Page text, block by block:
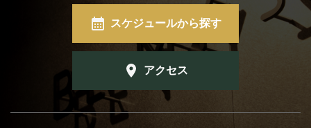
RESERVATION
予約・当日の流れ
FOOD&DRINK
スケジュールから探す
アクセス